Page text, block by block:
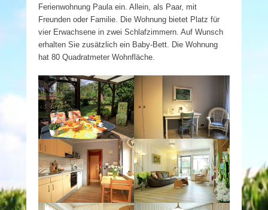
Ferienwohnung Paula ein. Allein, als Paar, mit
Freunden oder Familie. Die Wohnung bietet Platz für
vier Erwachsene in zwei Schlafzimmern. Auf Wunsch
erhalten Sie zusätzlich ein Baby-Bett. Die Wohnung
hat 80 Quadratmeter Wohnfläche.